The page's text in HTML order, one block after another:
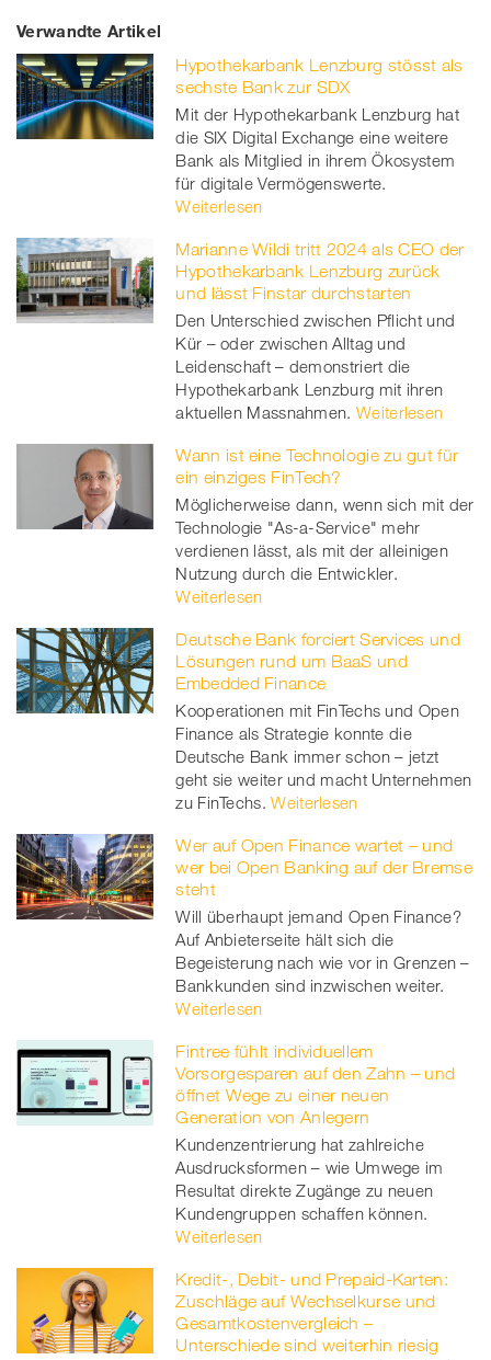
on
Facebook
on
twitt
er
linkedinXing
Verwandte Artikel
Hypothekarbank Lenzburg stösst als
sechste Bank zur SDX
Mit der Hypothekarbank Lenzburg hat
die SIX Digital Exchange eine weitere
Bank als Mitglied in ihrem Ökosystem
für digitale Vermögenswerte.
Weiterlesen
Marianne Wildi tritt 2024 als CEO der
Hypothekarbank Lenzburg zurück
und lässt Finstar durchstarten
Den Unterschied zwischen Pflicht und
Kür – oder zwischen Alltag und
Leidenschaft – demonstriert die
Hypothekarbank Lenzburg mit ihren
aktuellen Massnahmen. Weiterlesen
Wann ist eine Technologie zu gut für
ein einziges FinTech?
Möglicherweise dann, wenn sich mit der
Technologie "As-a-Service" mehr
verdienen lässt, als mit der alleinigen
Nutzung durch die Entwickler.
Weiterlesen
Deutsche Bank forciert Services und
Lösungen rund um BaaS und
Embedded Finance
Kooperationen mit FinTechs und Open
Finance als Strategie konnte die
Deutsche Bank immer schon – jetzt
geht sie weiter und macht Unternehmen
zu FinTechs. Weiterlesen
Wer auf Open Finance wartet – und
wer bei Open Banking auf der Bremse
steht
Will überhaupt jemand Open Finance?
Auf Anbieterseite hält sich die
Begeisterung nach wie vor in Grenzen –
Bankkunden sind inzwischen weiter.
Weiterlesen
Fintree fühlt individuellem
Vorsorgesparen auf den Zahn – und
öffnet Wege zu einer neuen
Generation von Anlegern
Kundenzentrierung hat zahlreiche
Ausdrucksformen – wie Umwege im
Resultat direkte Zugänge zu neuen
Kundengruppen schaffen können.
Weiterlesen
Kredit-, Debit- und Prepaid-Karten:
Zuschläge auf Wechselkurse und
Gesamtkostenvergleich –
Unterschiede sind weiterhin riesig